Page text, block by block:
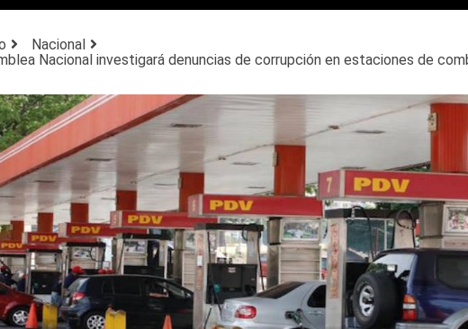
Nacional
Nacional investigará denuncias de corrupción en estaciones de